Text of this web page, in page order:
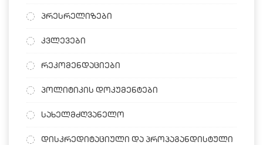
პრესრელიზები
კვლევები
რეკომენდაციები
პოლიტიკის დოკუმენტები
სახელმძღვანელო
დისკრედიტაციული და პროპაგანდისტული